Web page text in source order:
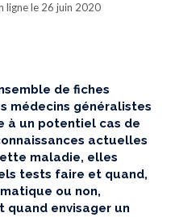
ligne le 26 juin 2020
de fiches
médecins généralistes
à un potentiel cas de
actuelles
maladie, elles
tests faire et quand,
ou non,
envisager un